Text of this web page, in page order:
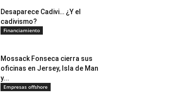
Desaparece Cadivi… ¿Y el
cadivismo?
Financiamiento
Mossack Fonseca cierra sus
oficinas en Jersey, Isla de Man
y...
Empresas offshore